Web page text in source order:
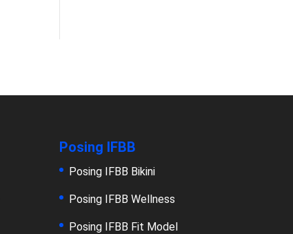
Posing IFBB
Posing IFBB Bikini
Posing IFBB Wellness
Posing IFBB Fit Model